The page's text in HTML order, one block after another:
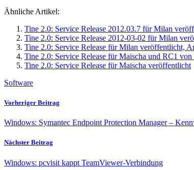
Ähnliche Artikel:
Tine 2.0: Service Release 2012.03.7 für Milan
Tine 2.0: Service Release 2012-03-02 für Milan
Tine 2.0: Service Release für Milan veröffentlicht,
Tine 2.0: Service Release für Maischa und RC1
Tine 2.0: Service Release für Maischa veröffentlicht
Software
Vorheriger Beitrag
Windows: Symantec Endpoint Protection Manager –
Nächster Beitrag
Windows: pcvisit kappt TeamViewer-Verbindung